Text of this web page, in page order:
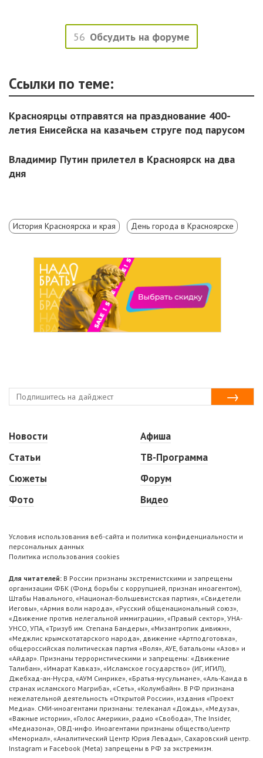
56 Обсудить на форуме
Ссылки по теме:
Красноярцы отправятся на празднование 400-
летия Енисейска на казачьем струге под парусом
Владимир Путин прилетел в Красноярск на два
дня
История Красноярска и края День города в Красноярске
Новости
Статьи
Сюжеты
Фото
Афиша
ТВ-Программа
Форум
Видео
Условия использования веб-сайта и политика конфиденциальности и
персональных данных
Политика использования cookies
Для читателей: В России признаны экстремистскими и запрещены
организации ФБК (Фонд борьбы с коррупцией, признан иноагентом),
Штабы Навального, «Национал-большевистская партия», «Свидетели
Иеговы», «Армия воли народа», «Русский общенациональный союз»,
«Движение против нелегальной иммиграции», «Правый сектор», УНА-
УНСО, УПА, «Тризуб им. Степана Бандеры», «Мизантропик дивижн»,
«Меджлис крымскотатарского народа», движение «Артподготовка»,
общероссийская политическая партия «Воля», АУЕ, батальоны «Азов» и
«Айдар». Признаны террористическими и запрещены: «Движение
Талибан», «Имарат Кавказ», «Исламское государство» (ИГ, ИГИЛ),
Джебхад-ан-Нусра, «АУМ Синрике», «Братья-мусульмане», «Аль-Каида в
странах исламского Магриба», «Сеть», «Колумбайн». В РФ признана
нежелательной деятельность «Открытой России», издания «Проект
Медиа». СМИ-иноагентами признаны: телеканал «Дождь», «Медуза»,
«Важные истории», «Голос Америки», радио «Свобода», The Insider,
«Медиазона», ОВД-инфо. Иноагентами признаны общество/центр
«Мемориал», «Аналитический Центр Юрия Левады», Сахаровский центр.
Instagram и Facebook (Metа) запрещены в РФ за экстремизм.